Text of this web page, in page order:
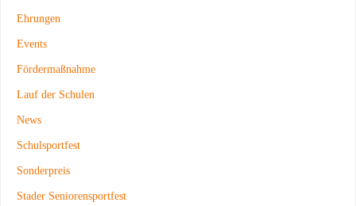
Ehrungen
Events
Fördermaßnahme
Lauf der Schulen
News
Schulsportfest
Sonderpreis
Stader Seniorensportfest